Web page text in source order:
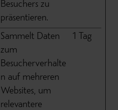
Besuchers zu
präsentieren.
Sammelt Daten
zum
Besucherverhalte
n auf mehreren
Websites, um
relevantere
1 Tag